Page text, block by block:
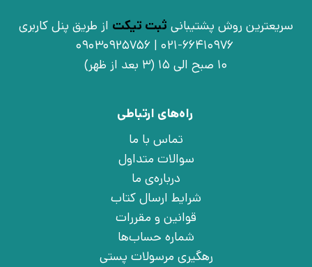
سریعترین روش پشتیبانی ثبت تیکت از طریق پنل کاربری
021-66410976 | 09030925756
10 صبح الی 15 (3 بعد از ظهر)
راه‌های ارتباطی
تماس با ما
سوالات متداول
درباره‌ی ما
شرایط ارسال کتاب
قوانین و مقررات
شماره حساب‌ها
رهگیری مرسولات پستی